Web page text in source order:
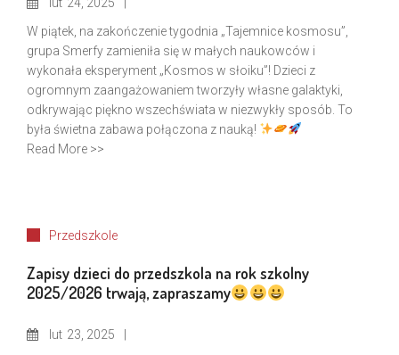
W piątek, na zakończenie tygodnia „Tajemnice kosmosu”,
grupa Smerfy zamieniła się w małych naukowców i
wykonała eksperyment „Kosmos w słoiku”! Dzieci z
ogromnym zaangażowaniem tworzyły własne galaktyki,
odkrywając piękno wszechświata w niezwykły sposób. To
była świetna zabawa połączona z nauką!
Read More >>
Przedszkole
Zapisy dzieci do przedszkola na rok szkolny
2025/2026 trwają, zapraszamy
lut 23, 2025